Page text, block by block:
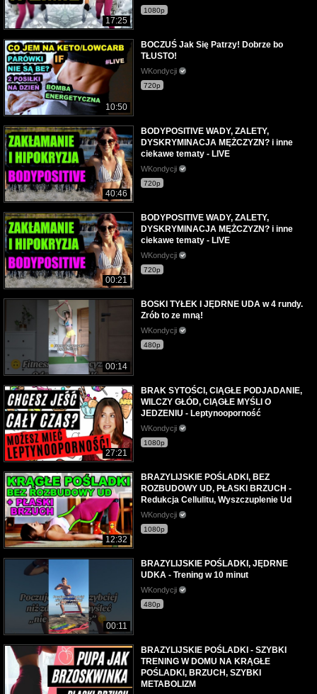
17:25
1080p
10:50
BOCZUŚ Jak Się Patrzy! Dobrze bo
TŁUSTO!
WKondycji
720p
40:46
BODYPOSITIVE WADY, ZALETY,
DYSKRYMINACJA MĘŻCZYZN? i inne
ciekawe tematy - LIVE
WKondycji
720p
00:21
BODYPOSITIVE WADY, ZALETY,
DYSKRYMINACJA MĘŻCZYZN? i inne
ciekawe tematy - LIVE
WKondycji
720p
00:14
BOSKI TYŁEK I JĘDRNE UDA w 4 rundy.
Zrób to ze mną!
WKondycji
480p
27:21
BRAK SYTOŚCI, CIĄGŁE PODJADANIE,
WILCZY GŁÓD, CIĄGŁE MYŚLI O
JEDZENIU - Leptynooporność
WKondycji
1080p
12:32
BRAZYLIJSKIE POŚLADKI, BEZ
ROZBUDOWY UD, PŁASKI BRZUCH -
Redukcja Cellulitu, Wyszczuplenie Ud
WKondycji
1080p
00:11
BRAZYLIJSKIE POŚLADKI, JĘDRNE
UDKA - Trening w 10 minut
WKondycji
480p
BRAZYLIJSKIE POŚLADKI - SZYBKI
TRENING W DOMU NA KRĄGŁE
POŚLADKI, BRZUCH, SZYBKI
METABOLIZM